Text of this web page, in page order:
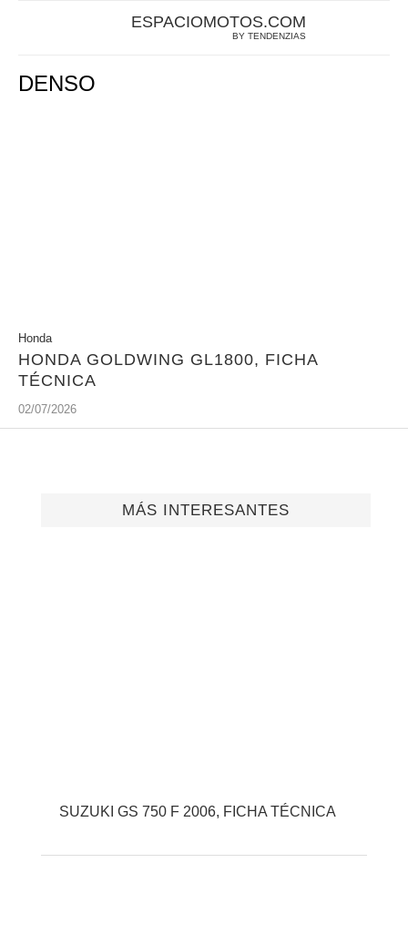
ESPACIOMOTOS.COM
BY TENDENZIAS
DENSO
Honda
HONDA GOLDWING GL1800, FICHA
TÉCNICA
02/07/2026
MÁS INTERESANTES
SUZUKI GS 750 F 2006, FICHA TÉCNICA